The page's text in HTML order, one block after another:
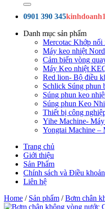
0901 390 345
Danh mục sản phẩm
Mercotac Khớp nối
Máy keo nhiệt
Cảm biến vòng
Máy Keo nhiệt
Red lion- Bộ điều
Schlick Súng phun
Súng phun keo
Súng phun Keo
Thiết bị công
Yihe Machine-
Yongtai Machine –
Trang chủ
Giới thiệu
Sản Phẩm
Chính sách và Điều khoản
Liên hệ
Home / Sản phẩm / Bơm chân